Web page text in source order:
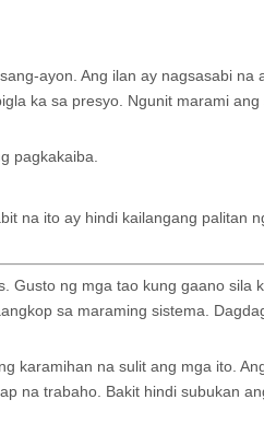
ayon. Ang ilan ay nagsasabi na
ka sa presyo. Ngunit marami ang
pagkakaiba.
na ito ay hindi kailangang palitan
Gusto ng mga tao kung gaano sila
sa maraming sistema.
karamihan na sulit ang mga ito.
na trabaho. Bakit hindi subukan